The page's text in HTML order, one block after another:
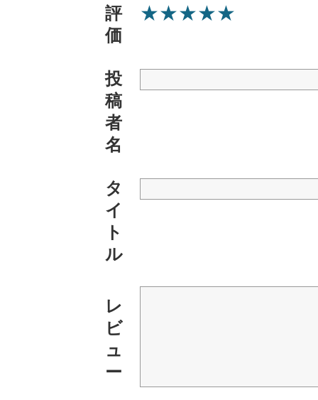
評
価
★★★★★
投
稿
者
名
タ
イ
ト
ル
レ
ビ
ュ
ー